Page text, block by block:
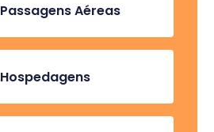
Passagens Aéreas
Hospedagens